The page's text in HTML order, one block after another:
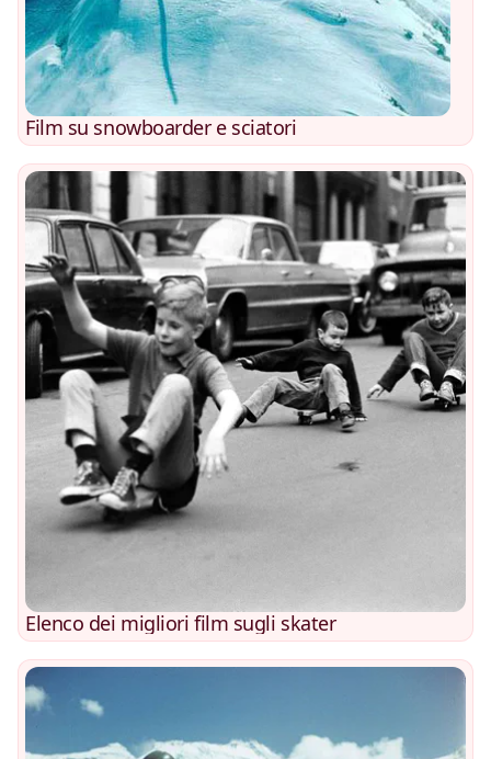
Film su snowboarder e sciatori
Elenco dei migliori film sugli skater